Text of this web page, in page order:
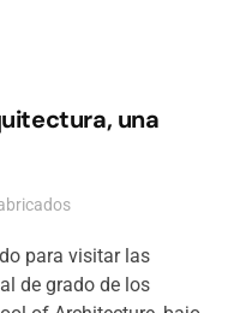
una
para visitar las
de grado de los